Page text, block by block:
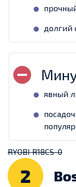
долгий
явный
RYOBI R18CS-0
2